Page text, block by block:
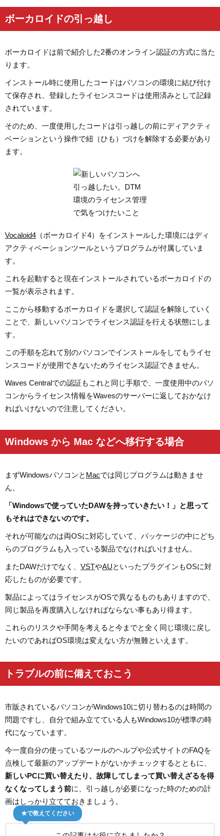
ボーカロイドの引っ越し
ボーカロイドは前で紹介した2番のオンライン認証の方式に当た
ります。
インストール時に使用したコードはパソコンの環境に結び付け
て保存され、登録したライセンスコードは使用済みとして記録
されています。
そのため、一度使用したコードは引っ越しの前にディアクティ
ベーションという操作で紐（ひも）づけを解除する必要があり
ます。
Vocaloid4 （ボーカロイド4）をインストールした環境にはディ
アクティベーションツールというプログラムが付属していま
す。
これを起動すると現在インストールされているボーカロイドの
一覧が表示されます。
ここから移動するボーカロイドを選択して認証を解除していく
ことで、新しいパソコンでライセンス認証を行える状態にしま
す。
この手順を忘れて別のパソコンでインストールをしてもライセ
ンスコードが使用できないためライセンス認証できません。
Waves Centralでの認証もこれと同じ手順で、一度使用中のパソ
コンからライセンス情報をWavesのサーバーに返しておかなけ
ればいけないので注意してください。
Windows から Mac などへ移行する場合
まずWindowsパソコンと Macでは同じプログラムは動きませ
ん。
「Windowsで使っていたDAWを持っていきたい！」と思って
もそれはできないのです。
それが可能なのは両OSに対応していて、パッケージの中にどち
らのプログラムも入っている製品でなければいけません。
またDAWだけでなく、 VSTやAUといったプラグインもOSに対
応したものが必要です。
製品によってはライセンスがOSで異なるものもありますので、
同じ製品を再度購入しなければならない事もあり得ます。
これらのリスクや手間を考えると今までと全く同じ環境に戻し
たいのであればOS環境は変えない方が無難といえます。
トラブルの前に備えておこう
市販されているパソコンがWindows10に切り替わるのは時間の
問題ですし、自分で組み立てている人もWindows10が標準の時
代になっています。
今一度自分の使っているツールのヘルプや公式サイトのFAQを
点検して最新のアップデートがないかチェックするとともに、
新しいPCに買い替えたり、故障してしまって買い替えざるを得
なくなってしまう前に、引っ越しが必要になった時のための計
画はしっかり立てておきましょう。
★で教えてください